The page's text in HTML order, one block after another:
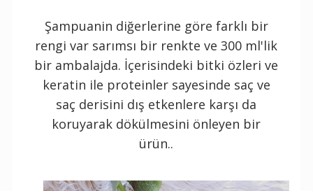
Şampuanin diğerlerine göre farklı bir
rengi var sarımsı bir renkte ve 300 ml'lik
bir ambalajda. İçerisindeki bitki özleri ve
keratin ile proteinler sayesinde saç ve
saç derisini dış etkenlere karşı da
koruyarak dökülmesini önleyen bir
ürün..